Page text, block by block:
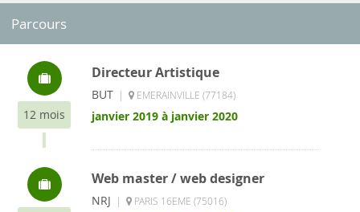
Parcours
12 mois
Directeur Artistique
BUT | EMERAINVILLE (77184)
janvier 2019 à janvier 2020
Web master / web designer
NRJ | PARIS 16EME (75016)